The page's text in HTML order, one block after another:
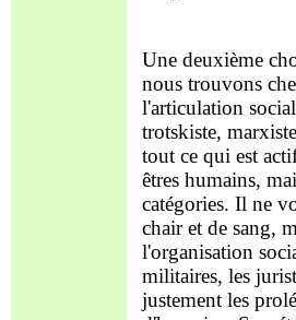
Une deuxième
nous trouvons
l'articulation
trotskiste,
tout ce qui est
êtres humains,
catégories. Il ne
chair et de sang,
l'organisation
militaires, les
justement les